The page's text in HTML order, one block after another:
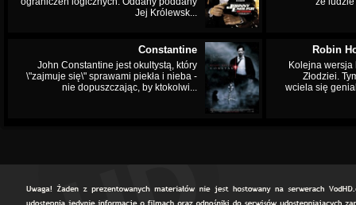
Jej Królewsk...
Constantine
John Constantine jest okultystą, który
\"zajmuje się\" sprawami piekła i nieba -
nie dopuszczając, by ktokolwi...
Robin
Kolejna wersja
Złodziei.
wciela się